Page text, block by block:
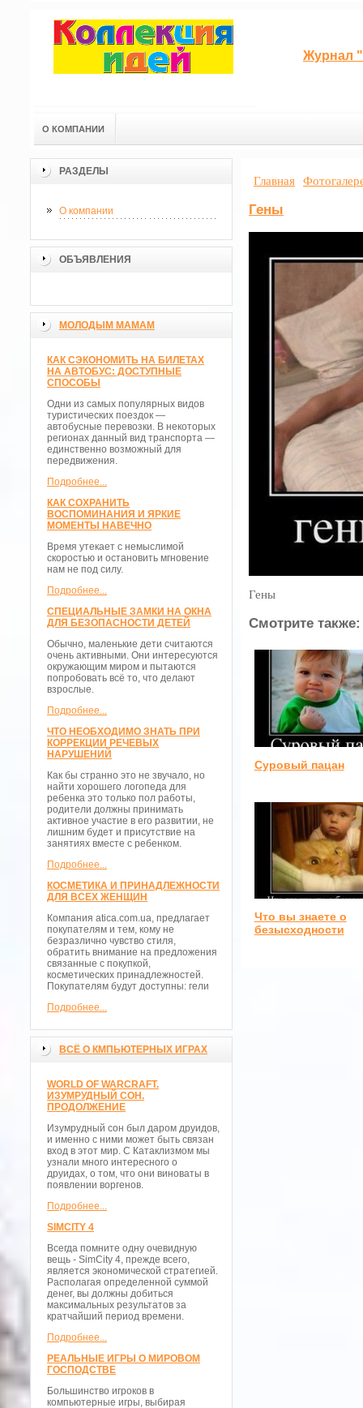
Журнал
О КОМПАНИИ
РАЗДЕЛЫ
О компании
ОБЪЯВЛЕНИЯ
МОЛОДЫМ МАМАМ
КАК СЭКОНОМИТЬ НА БИЛЕТАХ
НА АВТОБУС: ДОСТУПНЫЕ
СПОСОБЫ
Одни из самых популярных видов
туристических поездок —
автобусные перевозки. В некоторых
регионах данный вид транспорта —
единственно возможный для
передвижения.
Подробнее...
КАК СОХРАНИТЬ
ВОСПОМИНАНИЯ И ЯРКИЕ
МОМЕНТЫ НАВЕЧНО
Время утекает с немыслимой
скоростью и остановить мгновение
нам не под силу.
Подробнее...
СПЕЦИАЛЬНЫЕ ЗАМКИ НА ОКНА
ДЛЯ БЕЗОПАСНОСТИ ДЕТЕЙ
Обычно, маленькие дети считаются
очень активными. Они интересуются
окружающим миром и пытаются
попробовать всё то, что делают
взрослые.
Подробнее...
ЧТО НЕОБХОДИМО ЗНАТЬ ПРИ
КОРРЕКЦИИ РЕЧЕВЫХ
НАРУШЕНИЙ
Как бы странно это не звучало, но
найти хорошего логопеда для
ребенка это только пол работы,
родители должны принимать
активное участие в его развитии, не
лишним будет и присутствие на
занятиях вместе с ребенком.
Подробнее...
КОСМЕТИКА И ПРИНАДЛЕЖНОСТИ
ДЛЯ ВСЕХ ЖЕНЩИН
Компания atica.com.ua, предлагает
покупателям и тем, кому не
безразлично чувство стиля,
обратить внимание на предложения
связанные с покупкой,
косметических принадлежностей.
Покупателям будут доступны: гели
Подробнее...
ВСЁ О КМПЬЮТЕРНЫХ ИГРАХ
WORLD OF WARCRAFT.
ИЗУМРУДНЫЙ СОН.
ПРОДОЛЖЕНИЕ
Изумрудный сон был даром друидов,
и именно с ними может быть связан
вход в этот мир. С Катаклизмом мы
узнали много интересного о
друидах, о том, что они виноваты в
появлении воргенов.
Подробнее...
SIMCITY 4
Всегда помните одну очевидную
вещь - SimCity 4, прежде всего,
является экономической стратегией.
Располагая определенной суммой
денег, вы должны добиться
максимальных результатов за
кратчайший период времени.
Подробнее...
РЕАЛЬНЫЕ ИГРЫ О МИРОВОМ
ГОСПОДСТВЕ
Большинство игроков в
компьютерные игры, выбирая
Главная
Гены
Гены
Смотрите также:
Суровый пацан
Что вы знаете о
безысходности